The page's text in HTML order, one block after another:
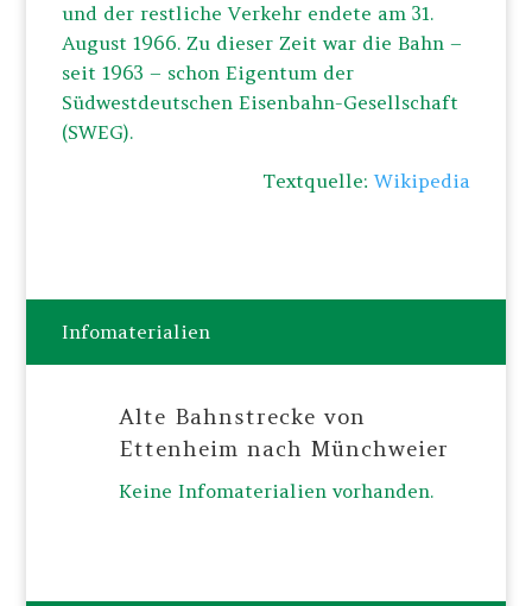
und der restliche Verkehr endete am 31.
August 1966. Zu dieser Zeit war die Bahn –
seit 1963 – schon Eigentum der
Südwestdeutschen Eisenbahn-Gesellschaft
(SWEG).
Textquelle:Wikipedia
Infomaterialien
Alte Bahnstrecke von
Ettenheim nach Münchweier
Keine Infomaterialien vorhanden.